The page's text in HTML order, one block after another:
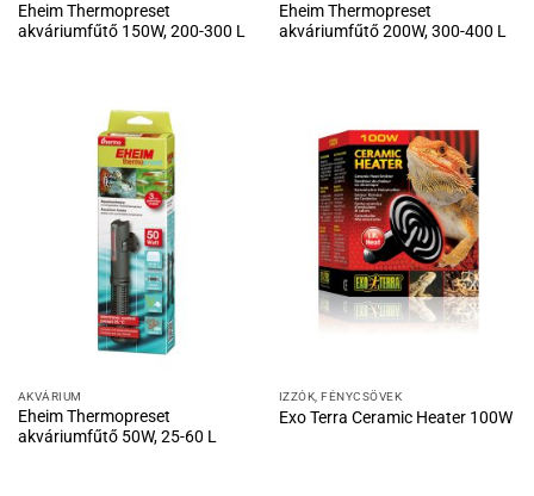
Eheim Thermopreset
akváriumfűtő 150W, 200-300 L
Eheim Thermopreset
akváriumfűtő 200W, 300-400 L
AKVÁRIUM
Eheim Thermopreset
akváriumfűtő 50W, 25-60 L
IZZÓK, FÉNYCSÖVEK
Exo Terra Ceramic Heater 100W